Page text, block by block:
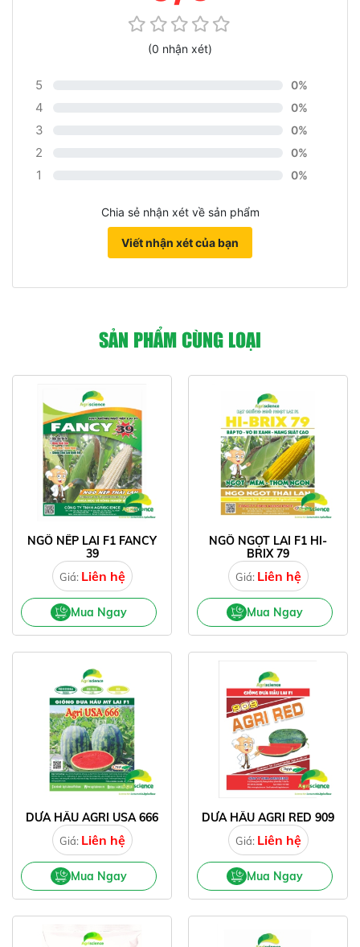
(0 nhận xét)
5 0%
4 0%
3 0%
2 0%
1 0%
Chia sẻ nhận xét về sản phẩm
Viết nhận xét của bạn
SẢN PHẨM CÙNG LOẠI
NGÔ NẾP LAI F1 FANCY
39
Giá: Liên hệ
Mua Ngay
NGÔ NGỌT LAI F1 HI-
BRIX 79
Giá: Liên hệ
Mua Ngay
DƯA HẤU AGRI USA 666
Giá: Liên hệ
Mua Ngay
DƯA HẤU AGRI RED 909
Giá: Liên hệ
Mua Ngay